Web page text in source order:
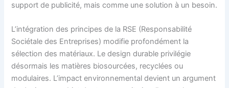
support de publicité, mais comme une solution à un besoin.
L’intégration des principes de la RSE (Responsabilité
Sociétale des Entreprises) modifie profondément la
sélection des matériaux. Le design durable privilégie
désormais les matières biosourcées, recyclées ou
modulaires. L’impact environnemental devient un argument